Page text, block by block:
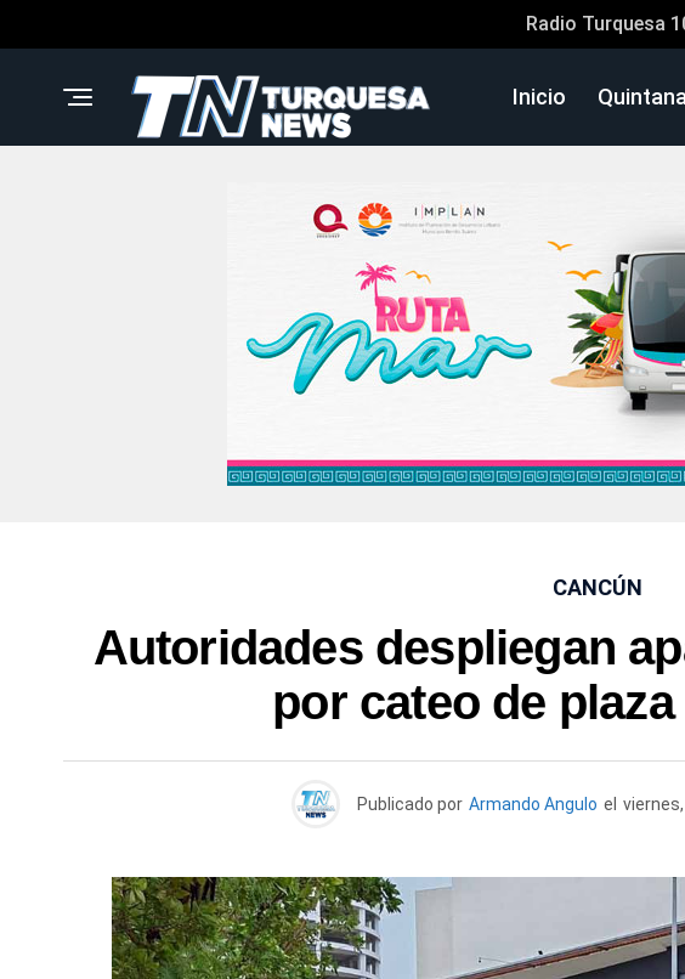
Radio Turquesa
Inicio
CANCÚN
Autoridades despliegan
por cateo de
Publicado por Armando Angulo el